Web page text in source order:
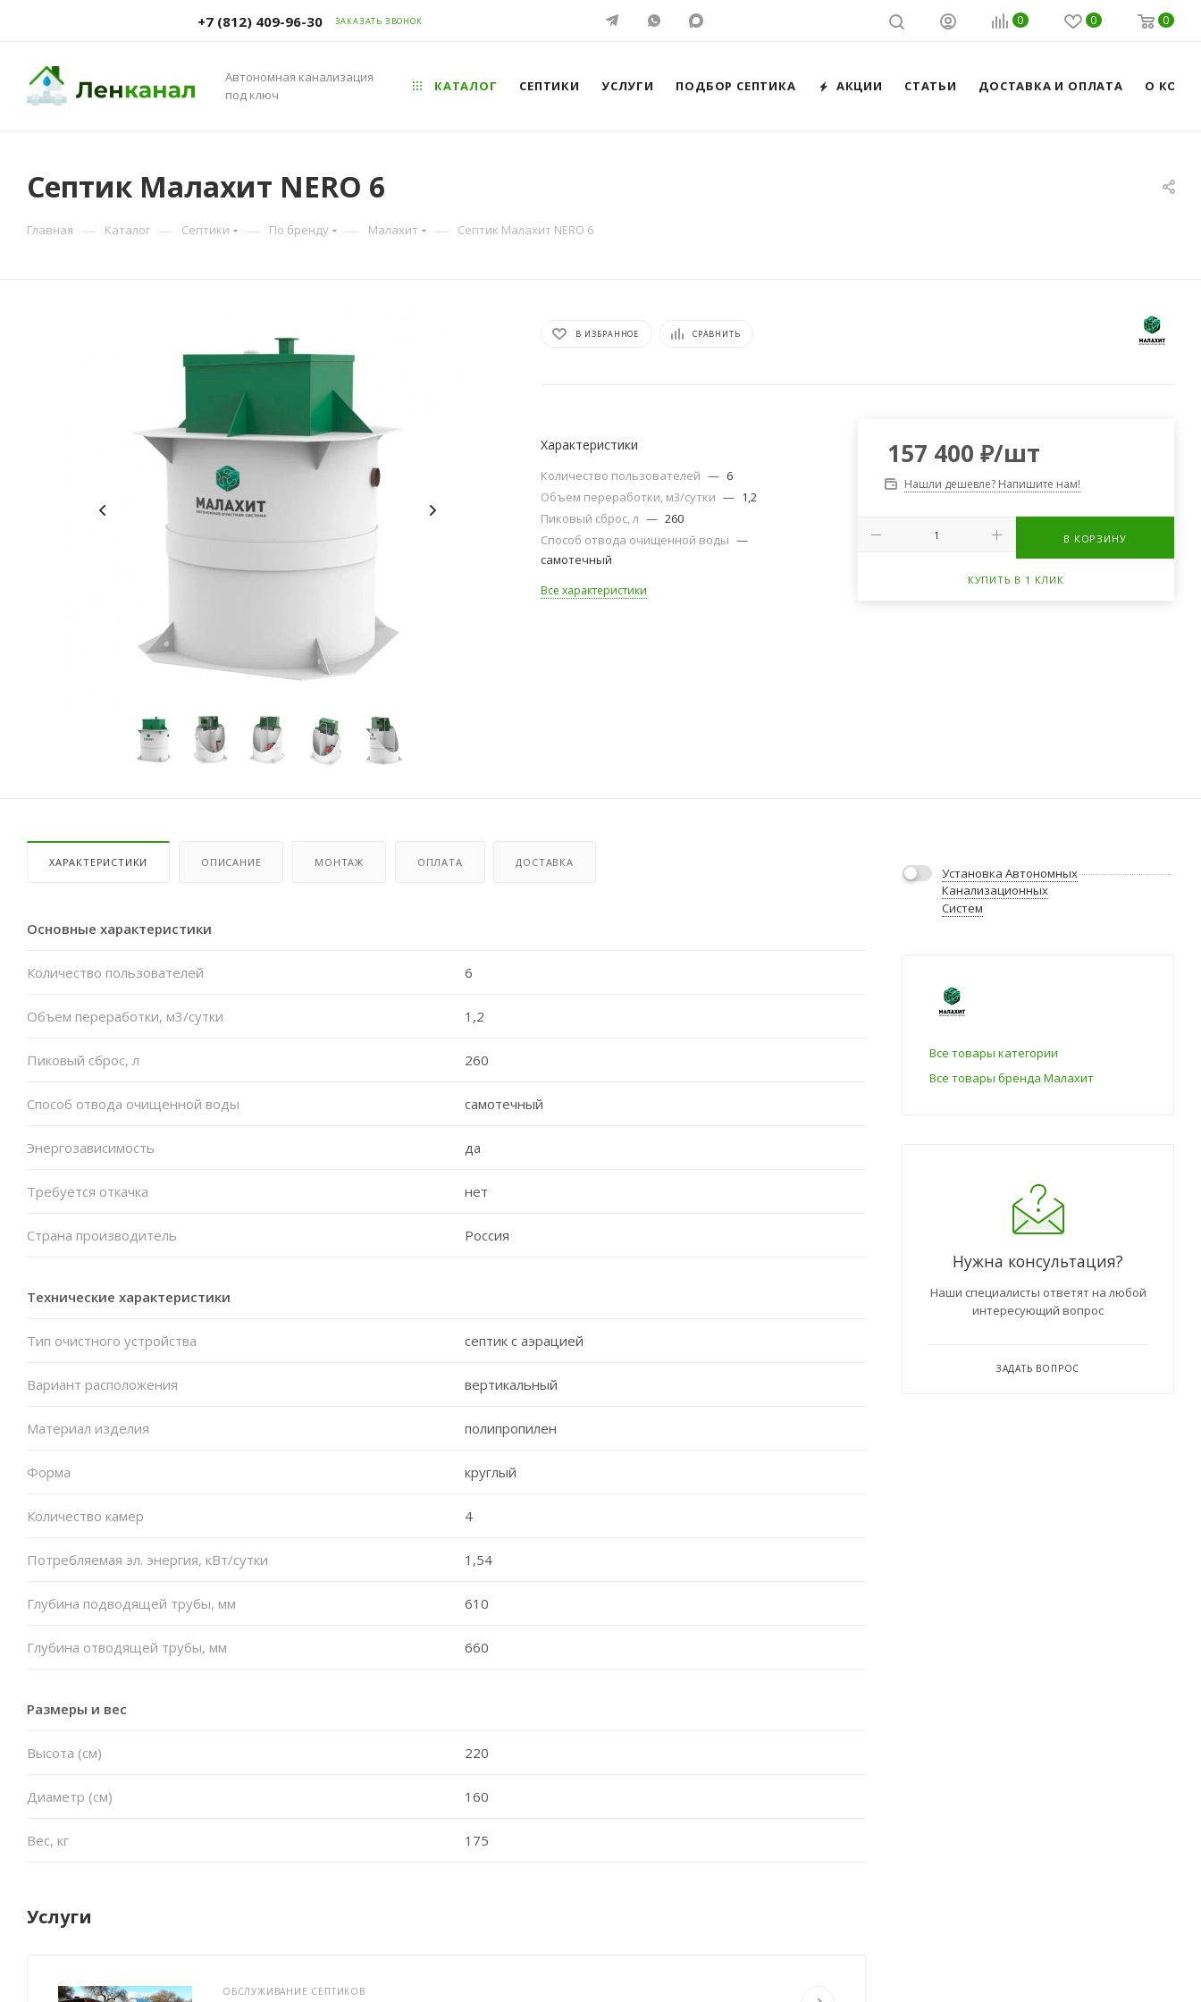
+7 (812) 409-96-30 ЗАКАЗАТЬ ЗВОНОК 0 0 0
Автономная канализация
под ключ
КАТАЛОГ СЕПТИКИ УСЛУГИ ПОДБОР СЕПТИКА АКЦИИ СТАТЬИ ДОСТАВКА И ОПЛАТА О
Септик Малахит NERO 6
Главная — Каталог — Септики — По бренду — Малахит — Септик Малахит NERO 6
В ИЗБРАННОЕ СРАВНИТЬ
Характеристики
Количество пользователей — 6
Объем переработки, м3/сутки — 1,2
Пиковый сброс, л — 260
Способ отвода очищенной воды —
самотечный
Все характеристики
157 400 ₽/шт
Нашли дешевле? Напишите нам!
В КОРЗИНУ
КУПИТЬ В 1 КЛИК
ХАРАКТЕРИСТИКИ ОПИСАНИЕ МОНТАЖ ОПЛАТА ДОСТАВКА
Основные характеристики
Количество пользователей 6
Объем переработки, м3/сутки 1,2
Пиковый сброс, л 260
Способ отвода очищенной воды самотечный
Энергозависимость да
Требуется откачка нет
Страна производитель Россия
Технические характеристики
Тип очистного устройства септик с аэрацией
Вариант расположения вертикальный
Материал изделия полипропилен
Форма круглый
Количество камер 4
Потребляемая эл. энергия, кВт/сутки 1,54
Глубина подводящей трубы, мм 610
Глубина отводящей трубы, мм 660
Размеры и вес
Высота (см) 220
Диаметр (см) 160
Вес, кг 175
Услуги
ОБСЛУЖИВАНИЕ СЕПТИКОВ
Установка Автономных
Канализационных
Систем
Все товары категории
Все товары бренда Малахит
Нужна консультация?
Наши специалисты ответят на любой
интересующий вопрос
ЗАДАТЬ ВОПРОС